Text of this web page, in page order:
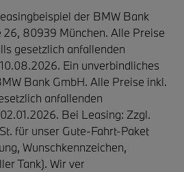
der BMW Bank
80939 München. Alle Preise
gesetzlich anfallenden
Ein unverbindliches
Bank GmbH. Alle Preise inkl.
anfallenden
Bei Leasing: Zzgl.
für unser Gute-Fahrt-Paket
Wunschkennzeichen,
Tank). Wir ver